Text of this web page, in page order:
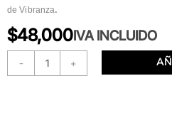
de Vibranza.
$48,000IVA INCLUIDO
- +